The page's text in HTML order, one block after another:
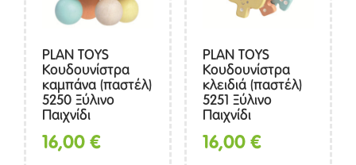
PLAN TOYS
Κουδουνίστρα
καμπάνα (παστέλ)
5250 Ξύλινο
Παιχνίδι
16,00€
PLAN TOYS
Κουδουνίστρα
κλειδιά (παστέλ)
5251 Ξύλινο
Παιχνίδι
16,00€